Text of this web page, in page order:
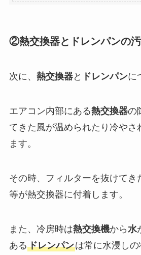
②熱交換器とドレンパンの
次に、 熱交換器と ドレンパンに
エアコン内部にある熱交換器の
てきた風が温められたり冷やさ
ます。
その時、フィルターを抜けてき
等が熱交換器に付着します。
また、冷房時は熱交換機から 水
あるドレンパンは常に水浸しの